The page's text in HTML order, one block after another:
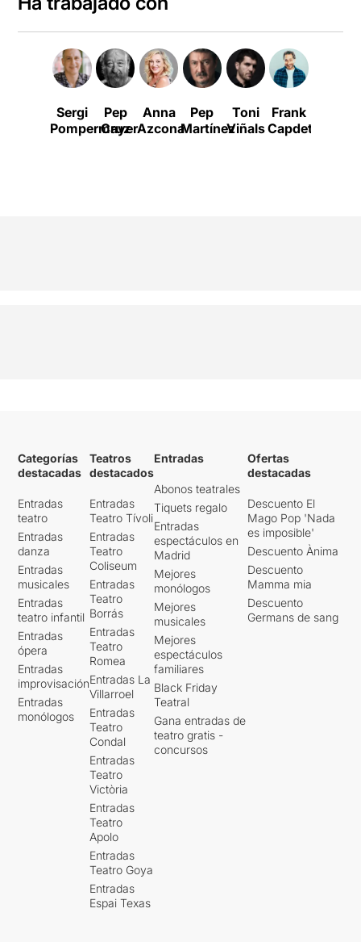
Sergi
Pompermayer
Pep
Cruz
Anna
Azcona
Pep
Martínez
Toni
Viñals
Frank
Capdet
Categorías
destacadas
Entradas
teatro
Entradas
danza
Entradas
musicales
Entradas
teatro infantil
Entradas
ópera
Entradas
improvisación
Entradas
monólogos
Teatros
destacados
Entradas
Teatro Tívoli
Entradas
Teatro
Coliseum
Entradas
Teatro
Borrás
Entradas
Teatro
Romea
Entradas La
Villarroel
Entradas
Teatro
Condal
Entradas
Teatro
Victòria
Entradas
Teatro
Apolo
Entradas
Teatro Goya
Entradas
Espai Texas
Entradas
Abonos teatrales
Tiquets regalo
Entradas
espectáculos en
Madrid
Mejores
monólogos
Mejores
musicales
Mejores
espectáculos
familiares
Black Friday
Teatral
Gana entradas de
teatro gratis -
concursos
Ofertas
destacadas
Descuento El
Mago Pop 'Nada
es imposible'
Descuento Ànima
Descuento
Mamma mia
Descuento
Germans de sang